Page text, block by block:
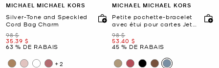
MICHAEL MICHAEL KORS
Silver-Tone and Speckled
Cord Bag Charm
était
98 $
maintenant
35.39 $
63 % DE RABAIS
+2
MICHAEL MICHAEL KORS
Petite pochette-bracelet
avec étui pour cartes Jet
Set en cuir grainé
était
98 $
maintenant
53.40 $
45 % DE RABAIS